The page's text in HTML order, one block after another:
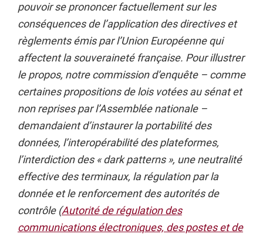
pouvoir se prononcer factuellement sur les
conséquences de l’application des directives et
règlements émis par l’Union Européenne qui
affectent la souveraineté française. Pour illustrer
le propos, notre commission d’enquête – comme
certaines propositions de lois votées au sénat et
non reprises par l’Assemblée nationale –
demandaient d’instaurer la portabilité des
données, l’interopérabilité des plateformes,
l’interdiction des « dark patterns », une neutralité
effective des terminaux, la régulation par la
donnée et le renforcement des autorités de
contrôle (Autorité de régulation des
communications électroniques, des postes et de